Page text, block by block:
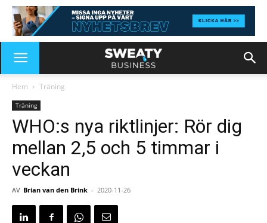
Hem Träning
Träning
WHO:s nya riktlinjer: Rör dig
mellan 2,5 och 5 timmar i
veckan
AV Brian van den Brink - 2020-11-26